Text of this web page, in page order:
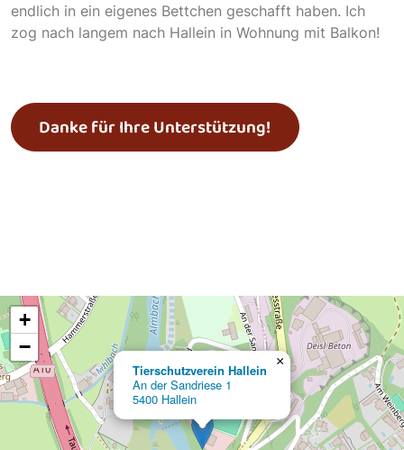
endlich in ein eigenes Bettchen geschafft haben. Ich
zog nach langem nach Hallein in Wohnung mit Balkon!
Danke für Ihre Unterstützung!
Tierschutzverein Hallein
An der Sandriese 1
5400 Hallein
×
+
−